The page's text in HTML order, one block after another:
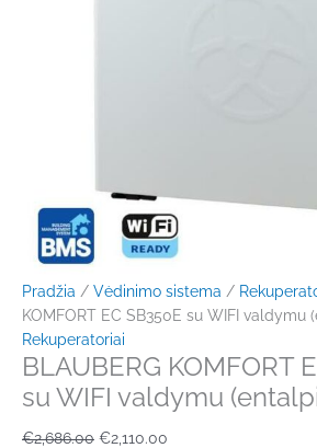
Pradžia / Vėdinimo sistema /
KOMFORT EC SB350E su WIFI valdymu
Rekuperatoriai
BLAUBERG KOMFORT
su WIFI valdymu
€2,686.00 €2,110.00